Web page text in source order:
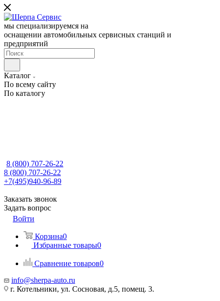
мы специализируемся на
оснащении автомобильных сервисных станций и
предприятий
Каталог
По всему сайту
По каталогу
8 (800) 707-26-22
8 (800) 707-26-22
+7(495)940-96-89
Заказать звонок
Задать вопрос
Войти
Корзина0
Избранные товары0
Сравнение товаров0
info@sherpa-auto.ru
г. Котельники, ул. Сосновая, д.5, помещ. 3.